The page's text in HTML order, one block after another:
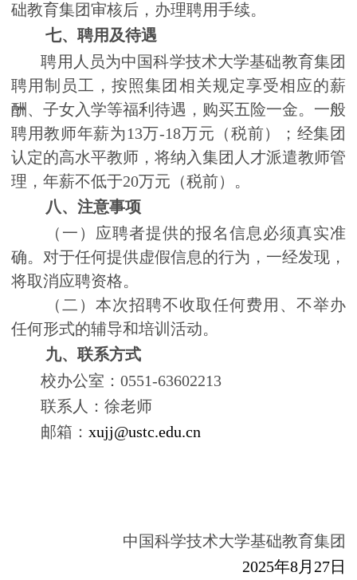
础教育集团审核后，办理聘用手续。
七、聘用及待遇
聘用人员为中国科学技术大学基础教育集团
聘用制员工，按照集团相关规定享受相应的薪
酬、子女入学等福利待遇，购买五险一金。一般
聘用教师年薪为 13万-18万元（税前）；经集团
认定的高水平教师，将纳入集团人才派遣教师管
理，年薪不低于20万元（税前）。
八、注意事项
（一）应聘者提供的报名信息必须真实准
确。对于任何提供虚假信息的行为，一经发现，
将取消应聘资格。
（二）本次招聘不收取任何费用、不举办
任何形式的辅导和培训活动。
九、联系方式
校办公室：0551-63602213
联系人：徐老师
邮箱：xujj@ustc.edu.cn
中国科学技术大学基础教育集团
2025年8月 27日